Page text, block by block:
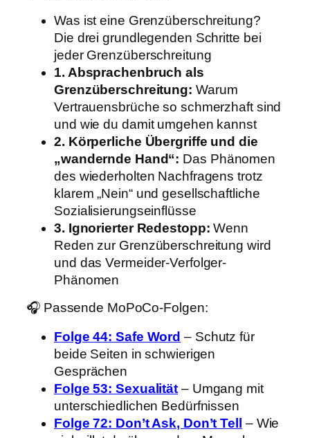
Was ist eine Grenzüberschreitung?
Die drei grundlegenden Schritte bei
jeder Grenzüberschreitung
1. Absprachenbruch als
Grenzüberschreitung: Warum
Vertrauensbrüche so schmerzhaft sind
und wie du damit umgehen kannst
2. Körperliche Übergriffe und die
„wandernde Hand“: Das Phänomen
des wiederholten Nachfragens trotz
klarem „Nein“ und gesellschaftliche
Sozialisierungseinflüsse
3. Ignorierter Redestopp: Wenn
Reden zur Grenzüberschreitung wird
und das Vermeider-Verfolger-
Phänomen
🎧 Passende MoPoCo-Folgen:
Folge 44: Safe Word – Schutz für
beide Seiten in schwierigen
Gesprächen
Folge 53: Sexualität – Umgang mit
unterschiedlichen Bedürfnissen
Folge 72: Don’t Ask, Don’t Tell – Wie